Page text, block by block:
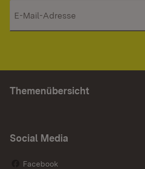
Themenübersicht
Social Media
Facebook